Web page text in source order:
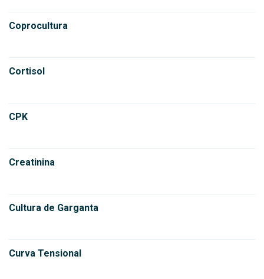
Coprocultura
Cortisol
CPK
Creatinina
Cultura de Garganta
Curva Tensional